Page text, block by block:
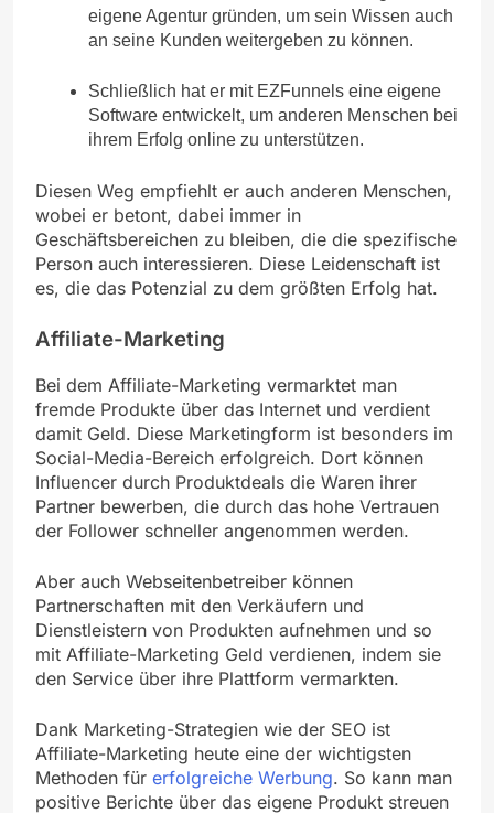
eigene Agentur gründen, um sein Wissen auch
an seine Kunden weitergeben zu können.
Schließlich hat er mit EZFunnels eine eigene
Software entwickelt, um anderen Menschen bei
ihrem Erfolg online zu unterstützen.
Diesen Weg empfiehlt er auch anderen Menschen,
wobei er betont, dabei immer in
Geschäftsbereichen zu bleiben, die die spezifische
Person auch interessieren. Diese Leidenschaft ist
es, die das Potenzial zu dem größten Erfolg hat.
Affiliate-Marketing
Bei dem Affiliate-Marketing vermarktet man
fremde Produkte über das Internet und verdient
damit Geld. Diese Marketingform ist besonders im
Social-Media-Bereich erfolgreich. Dort können
Influencer durch Produktdeals die Waren ihrer
Partner bewerben, die durch das hohe Vertrauen
der Follower schneller angenommen werden.
Aber auch Webseitenbetreiber können
Partnerschaften mit den Verkäufern und
Dienstleistern von Produkten aufnehmen und so
mit Affiliate-Marketing Geld verdienen, indem sie
den Service über ihre Plattform vermarkten.
Dank Marketing-Strategien wie der SEO ist
Affiliate-Marketing heute eine der wichtigsten
Methoden für erfolgreiche Werbung. So kann man
positive Berichte über das eigene Produkt streuen